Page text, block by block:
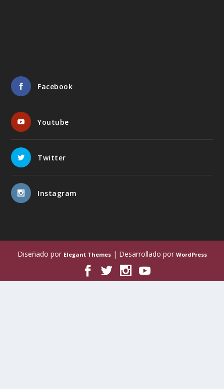
Facebook
Youtube
Twitter
Instagram
Diseñado por Elegant Themes| Desarrollado por WordPress